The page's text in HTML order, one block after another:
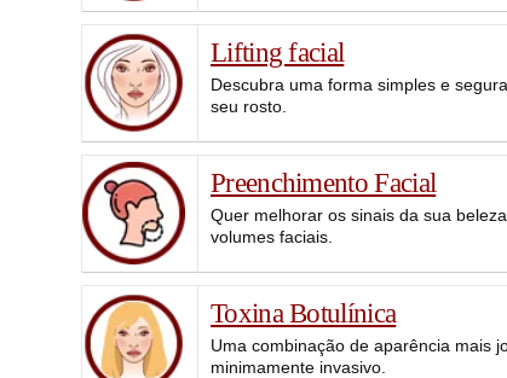
Lifting facial
Descubra uma forma simples e
seu rosto.
Preenchimento Facial
Quer melhorar os sinais da sua
volumes faciais.
Toxina Botulínica
Uma combinação de aparência mais
minimamente invasivo.